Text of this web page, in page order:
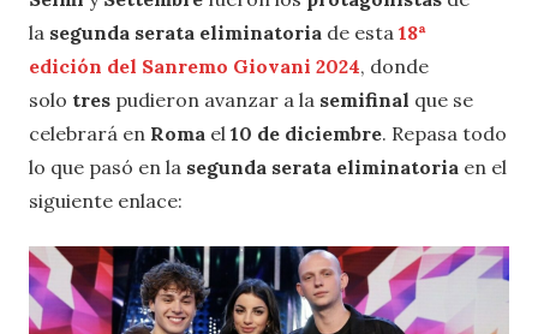
la segunda serata eliminatoria de esta 18ª
edición del Sanremo Giovani 2024, donde
solo tres pudieron avanzar a la semifinal que se
celebrará en Roma el 10 de diciembre. Repasa todo
lo que pasó en la segunda serata eliminatoria en el
siguiente enlace: